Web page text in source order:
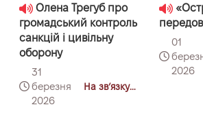
Олена Трегуб про
громадський контроль
санкцій і цивільну
оборону
31
березня
2026
На звʼязку
01
2026